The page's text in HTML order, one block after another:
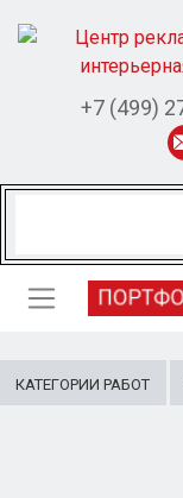
+7 (499)
КАТЕГОРИИ РАБОТ